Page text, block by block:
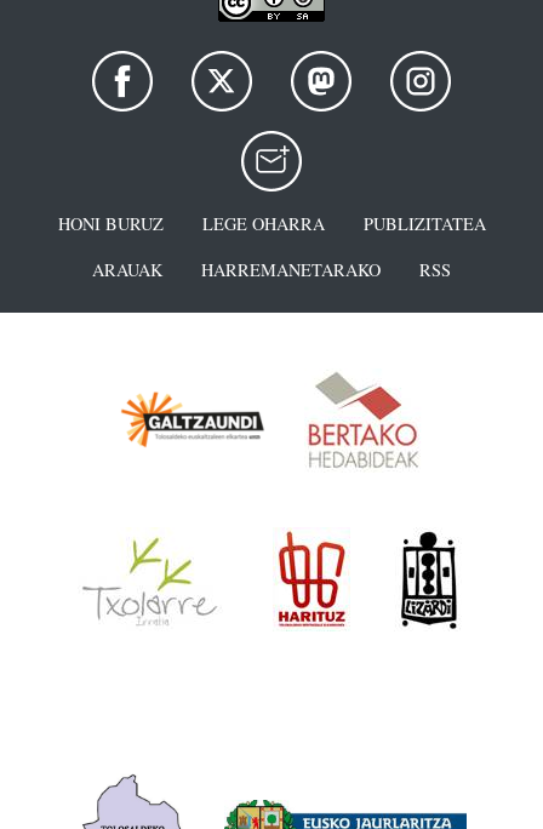
HONI BURUZ LEGE OHARRA
PUBLIZITATEA
ARAUAK
HARREMANETARAKO RSS